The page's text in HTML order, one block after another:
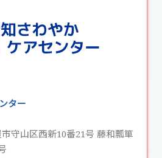
ター
守山区西新10番21号 藤和瓢箪